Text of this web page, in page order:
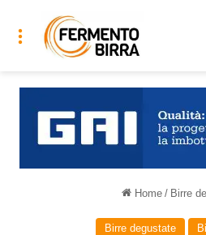
Menu
Home / Birre
Birre degustate